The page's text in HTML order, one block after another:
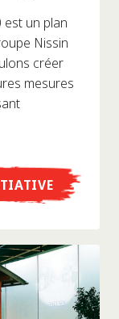
est un plan
Nissin
créer
mesures